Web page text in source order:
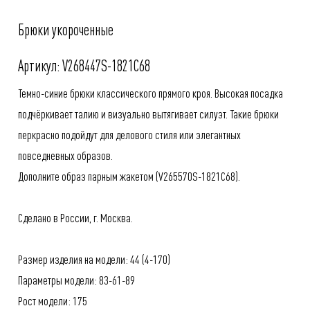
Брюки укороченные
Артикул: V268447S-1821C68
Темно-синие брюки классического прямого кроя. Высокая посадка
подчёркивает талию и визуально вытягивает силуэт. Такие брюки
перкрасно подойдут для делового стиля или элегантных
повседневных образов.
Дополните образ парным жакетом (V265570S-1821C68).
Сделано в России, г. Москва.
Размер изделия на модели: 44 (4-170)
Параметры модели: 83-61-89
Рост модели: 175